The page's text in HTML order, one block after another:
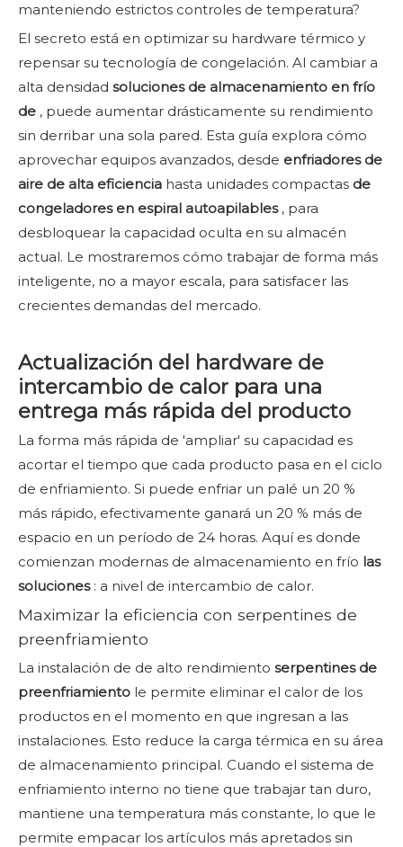
manteniendo estrictos controles de temperatura?
El secreto está en optimizar su hardware térmico y
repensar su tecnología de congelación. Al cambiar a
alta densidad soluciones de almacenamiento en frío
de , puede aumentar drásticamente su rendimiento
sin derribar una sola pared. Esta guía explora cómo
aprovechar equipos avanzados, desde enfriadores de
aire de alta eficiencia hasta unidades compactas de
congeladores en espiral autoapilables , para
desbloquear la capacidad oculta en su almacén
actual. Le mostraremos cómo trabajar de forma más
inteligente, no a mayor escala, para satisfacer las
crecientes demandas del mercado.
Actualización del hardware de
intercambio de calor para una
entrega más rápida del producto
La forma más rápida de 'ampliar' su capacidad es
acortar el tiempo que cada producto pasa en el ciclo
de enfriamiento. Si puede enfriar un palé un 20 %
más rápido, efectivamente ganará un 20 % más de
espacio en un período de 24 horas. Aquí es donde
comienzan modernas de almacenamiento en frío las
soluciones : a nivel de intercambio de calor.
Maximizar la eficiencia con serpentines de
preenfriamiento
La instalación de de alto rendimiento serpentines de
preenfriamiento le permite eliminar el calor de los
productos en el momento en que ingresan a las
instalaciones. Esto reduce la carga térmica en su área
de almacenamiento principal. Cuando el sistema de
enfriamiento interno no tiene que trabajar tan duro,
mantiene una temperatura más constante, lo que le
permite empacar los artículos más apretados sin